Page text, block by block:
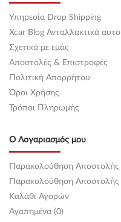
Υπηρεσία Drop Shipping
Xcar Blog Ανταλλακτικά
Σχετικά με εμάς
Αποστολές & Επιστροφές
Πολιτική Απορρήτου
Όροι Χρήσης
Τρόποι Πληρωμής
Ο Λογαριασμός μου
Παρακολούθηση Αποστολής
Παρακολούθηση
Καλάθι Αγορών
Αγαπημένα (0)